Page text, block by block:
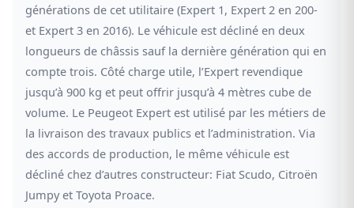
générations de cet utilitaire (Expert 1, Expert 2 en 200-
et Expert 3 en 2016). Le véhicule est décliné en deux
longueurs de châssis sauf la dernière génération qui en
compte trois. Côté charge utile, l’Expert revendique
jusqu’à 900 kg et peut offrir jusqu’à 4 mètres cube de
volume. Le Peugeot Expert est utilisé par les métiers de
la livraison des travaux publics et l’administration. Via
des accords de production, le même véhicule est
décliné chez d’autres constructeur: Fiat Scudo, Citroën
Jumpy et Toyota Proace.